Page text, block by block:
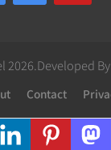
2026.Developed By
Contact